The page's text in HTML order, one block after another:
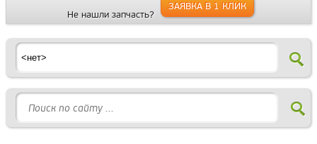
Не нашли запчасть?
ЗАЯВКА В 1 КЛИК